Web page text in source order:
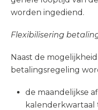
worden ingediend.
Flexibilisering
Naast de
betalingsregeling
de maandelijkse
kalenderkwartaal